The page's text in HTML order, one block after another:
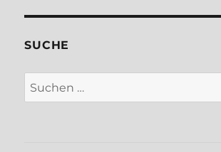
SUCHE
Suchen
nach: